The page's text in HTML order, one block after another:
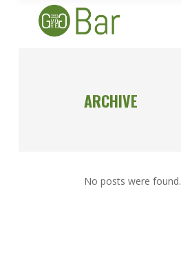
ARCHIVE
No posts were found.